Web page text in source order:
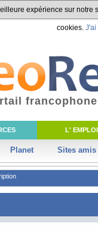
expérience sur
cookies. J'ai
L' EMPLOI
Planet Sites amis